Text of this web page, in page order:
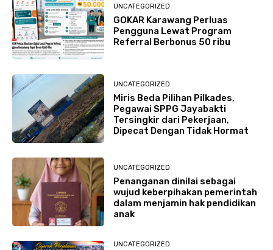
UNCATEGORIZED
GOKAR Karawang Perluas
Pengguna Lewat Program
Referral Berbonus 50 ribu
UNCATEGORIZED
Miris Beda Pilihan Pilkades,
Pegawai SPPG Jayabakti
Tersingkir dari Pekerjaan,
Dipecat Dengan Tidak Hormat
UNCATEGORIZED
Penanganan dinilai sebagai
wujud keberpihakan pemerintah
dalam menjamin hak pendidikan
anak
UNCATEGORIZED